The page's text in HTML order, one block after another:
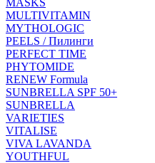
MULTIVITAMIN
MYTHOLOGIC
PEELS / Пилинги
PERFECT TIME
PHYTOMIDE
RENEW Formula
SUNBRELLA SPF 50+
SUNBRELLA
VARIETIES
VITALISE
VIVA LAVANDA
YOUTHFUL